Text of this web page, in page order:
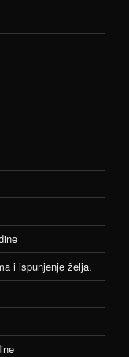
i ispunjenje želja.